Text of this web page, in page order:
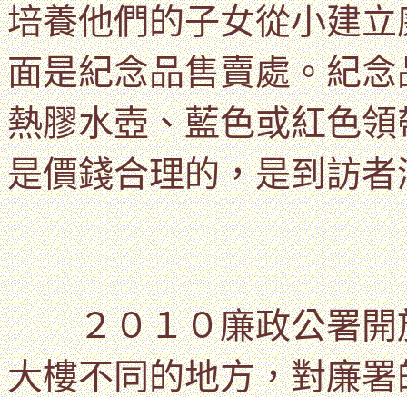
培養他們的子女從小建
面是紀念品售賣處。紀
熱膠水壺、藍色或紅色
是價錢合理的，是到訪
２０１０廉政公署開
大樓不同的地方，對廉